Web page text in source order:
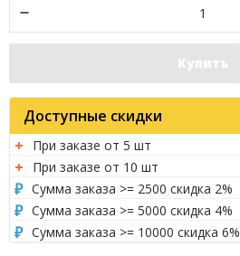
Купить
Доступные скидки
При заказе от 5 шт
При заказе от 10 шт
Сумма заказа >= 2500 скидка 2%
Сумма заказа >= 5000 скидка 4%
Сумма заказа >= 10000 скидка 6%